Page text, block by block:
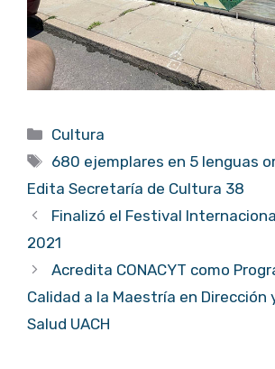
Categorías
Cultura
Etiquetas
680 ejemplares en 5 lenguas
Edita Secretaría de Cultura 38
Finalizó el Festival
2021
Acredita CONACYT como
Calidad a la Maestría en Dirección
Salud UACH